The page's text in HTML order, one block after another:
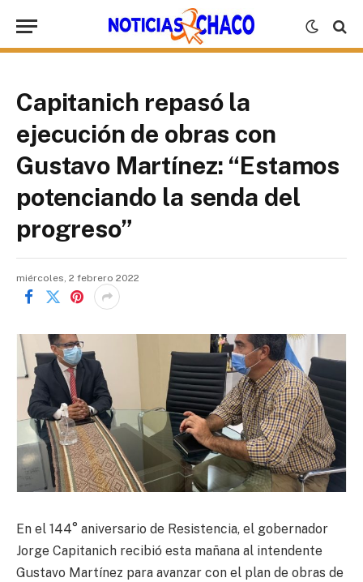
Capitanich repasó la
ejecución de obras con
Gustavo Martínez: “Estamos
potenciando la senda del
progreso”
miércoles, 2 febrero 2022
En el 144° aniversario de Resistencia, el gobernador
Jorge Capitanich recibió esta mañana al intendente
Gustavo Martínez para avanzar con el plan de obras de